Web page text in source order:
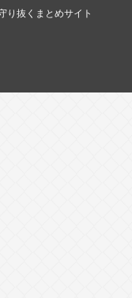
り抜くまとめサイト